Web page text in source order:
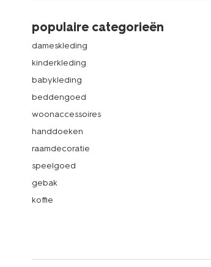
populaire categorieën
dameskleding
kinderkleding
babykleding
beddengoed
woonaccessoires
handdoeken
raamdecoratie
speelgoed
gebak
koffie